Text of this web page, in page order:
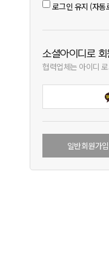
로그인 유지 (자동
소셜아이디로 회
협력업체는 아이디
일반회원가입